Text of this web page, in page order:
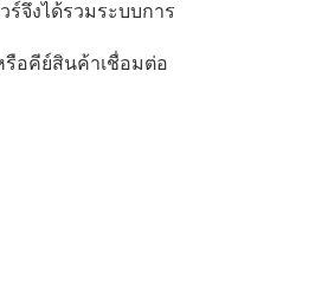
จึงได้รวมระบบการ
รือคีย์สินค้าเชื่อมต่อ